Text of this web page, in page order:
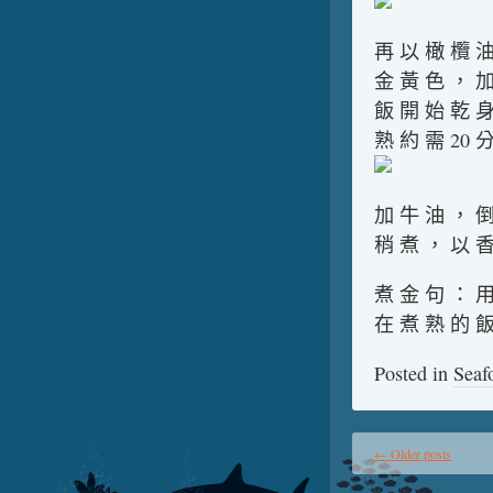
再 以 橄 欖
金 黃 色 ，
飯 開 始 乾
熟 約 需 20
加 牛 油 ，
稍 煮 ， 以
煮 金 句 ：
在 煮 熟 的
Posted in
← Older posts